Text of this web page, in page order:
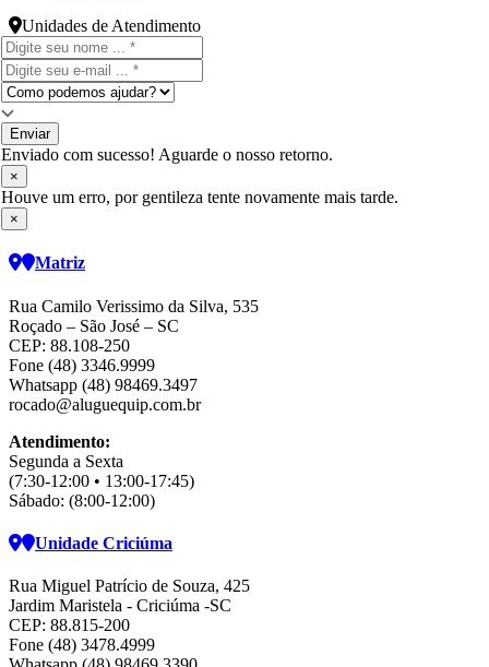
Unidades de Atendimento
Enviar
Enviado com sucesso! Aguarde o nosso retorno.
×
Houve um erro, por gentileza tente novamente mais tarde.
×
Matriz
Rua Camilo Verissimo da Silva, 535
Roçado – São José – SC
CEP: 88.108-250
Fone (48) 3346.9999
Whatsapp (48) 98469.3497
rocado@aluguequip.com.br
Atendimento:
Segunda a Sexta
(7:30-12:00 • 13:00-17:45)
Sábado: (8:00-12:00)
Unidade Criciúma
Rua Miguel Patrício de Souza, 425
Jardim Maristela - Criciúma -SC
CEP: 88.815-200
Fone (48) 3478.4999